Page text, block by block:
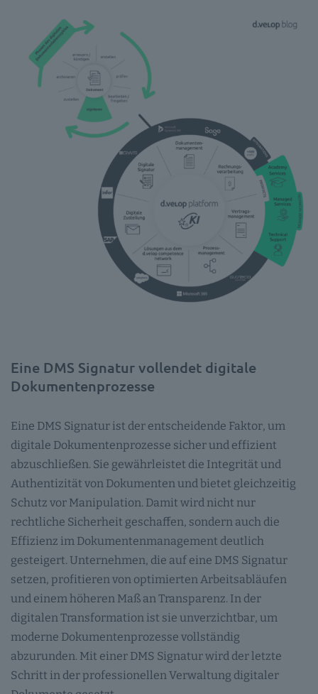
Eine DMS Signatur vollendet digitale
Dokumentenprozesse
Eine DMS Signatur ist der entscheidende Faktor, um
digitale Dokumentenprozesse sicher und effizient
abzuschließen. Sie gewährleistet die Integrität und
Authentizität von Dokumenten und bietet gleichzeitig
Schutz vor Manipulation. Damit wird nicht nur
rechtliche Sicherheit geschaffen, sondern auch die
Effizienz im Dokumentenmanagement deutlich
gesteigert. Unternehmen, die auf eine DMS Signatur
setzen, profitieren von optimierten Arbeitsabläufen
und einem höheren Maß an Transparenz. In der
digitalen Transformation ist sie unverzichtbar, um
moderne Dokumentenprozesse vollständig
abzurunden. Mit einer DMS Signatur wird der letzte
Schritt in der professionellen Verwaltung digitaler